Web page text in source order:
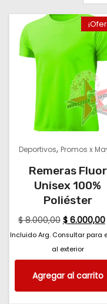
Deportivos, Promos x
Remeras Fluor
Unisex 100%
Poliéster
$8.000,00 $6.000,00
Incluido Arg. Consultar para
al exterior
Agregar al carrito